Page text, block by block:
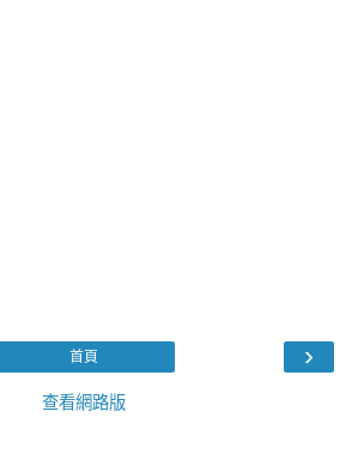
›
首頁
查看網路版